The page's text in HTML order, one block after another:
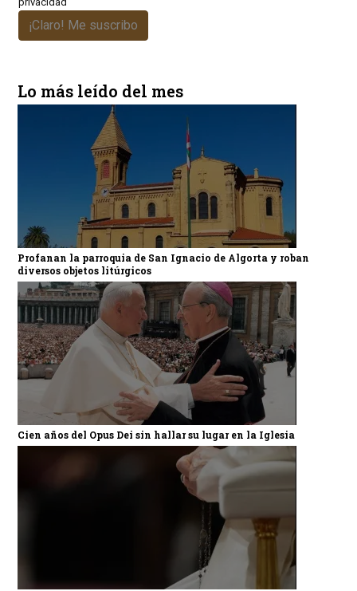
¡Claro! Me suscribo
Lo más leído del mes
Profanan la parroquia de San Ignacio de Algorta y roban
diversos objetos litúrgicos
Cien años del Opus Dei sin hallar su lugar en la Iglesia